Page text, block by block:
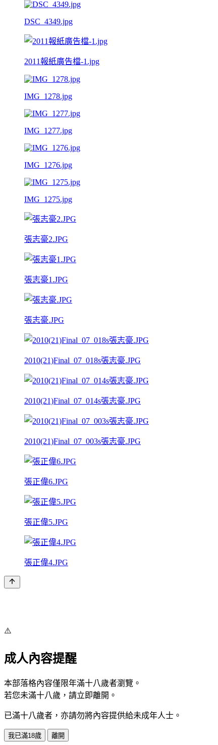
DSC_4349.jpg
2011報紙廣告檔-1.jpg
IMG_1278.jpg
IMG_1277.jpg
IMG_1276.jpg
IMG_1275.jpg
張志豪2.JPG
張志豪1.JPG
張志豪.JPG
2010(21)Final_07_018s張志豪.JPG
2010(21)Final_07_014s張志豪.JPG
2010(21)Final_07_003s張志豪.JPG
張正偉6.JPG
張正偉5.JPG
張正偉4.JPG
⚠️
成人內容提醒
本部落格內容僅限年滿十八歲者瀏覽。
若您未滿十八歲，請立即離開。
已滿十八歲者，亦請勿將內容提供給未成年人士。
我已滿18歲 離開